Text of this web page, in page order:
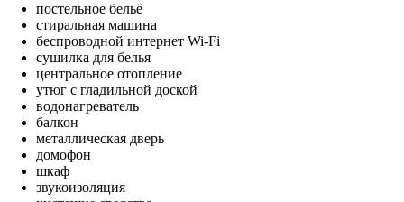
постельное бельё
стиральная машина
беспроводной интернет Wi-Fi
сушилка для белья
центральное отопление
утюг с гладильной доской
водонагреватель
балкон
металлическая дверь
домофон
шкаф
звукоизоляция